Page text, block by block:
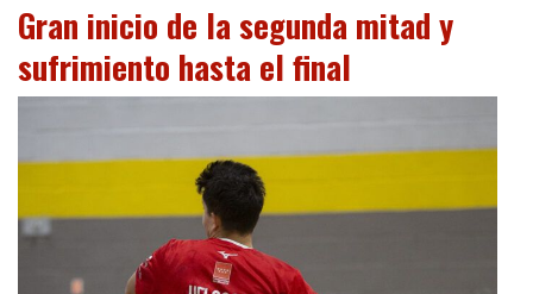
Gran inicio de la segunda mitad y
sufrimiento hasta el final